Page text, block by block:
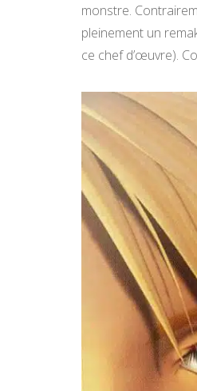
monstre.
pleinement un
ce chef d’œuvre).